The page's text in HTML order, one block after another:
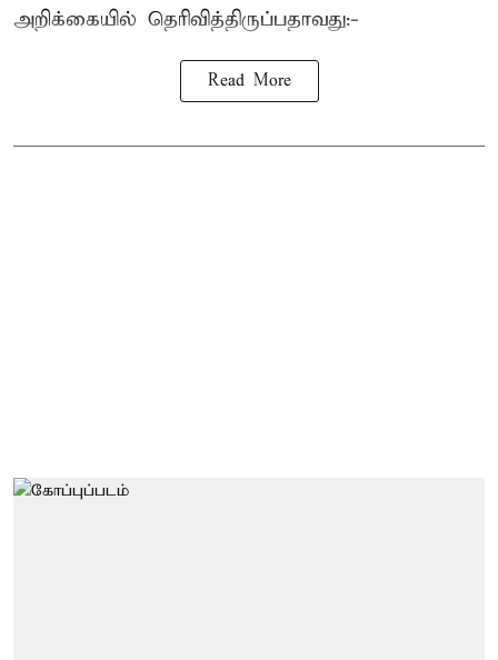
அறிக்கையில் தெரிவித்திருப்பதாவது:-
Read More